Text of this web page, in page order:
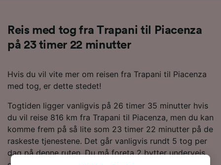
Reis med tog fra Trapani til Piacenza
på 23 timer 22 minutter
Hvis du vil vite mer om reisen fra Trapani til Piacenza
med tog, er dette stedet!
Togtiden ligger vanligvis på 26 timer 35 minutter hvis
du vil reise 816 km fra Trapani til Piacenza, men du kan
komme frem på så lite som 23 timer 22 minutter på de
raskeste tjenestene. Det går vanligvis rundt 5 tog per
dag på denne ruten. Du må foreta 2 bytter underveis,